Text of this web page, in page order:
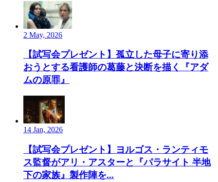
2 May, 2026
【試写会プレゼント】孤立した母子に寄り添
おうとする看護師の葛藤と決断を描く『アダ
ムの原罪』
14 Jan, 2026
【試写会プレゼント】ヨルゴス・ランティモ
ス監督がアリ・アスターと『パラサイト 半地
下の家族』製作陣を...